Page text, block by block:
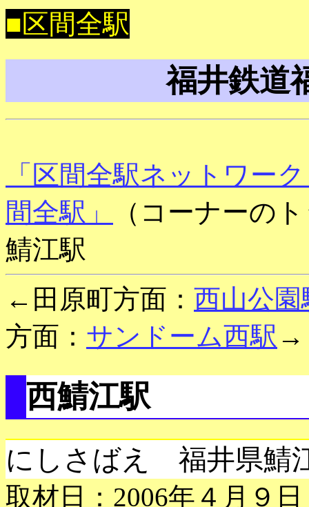
■区間全駅
福井鉄道
「区間全駅ネットワー
間全駅」
（コーナーの
鯖江駅
←田原町方面： 西山公園
方面： サンドーム西駅 →
西鯖江駅
にしさばえ 福井県鯖
取材日：2006年４月９日